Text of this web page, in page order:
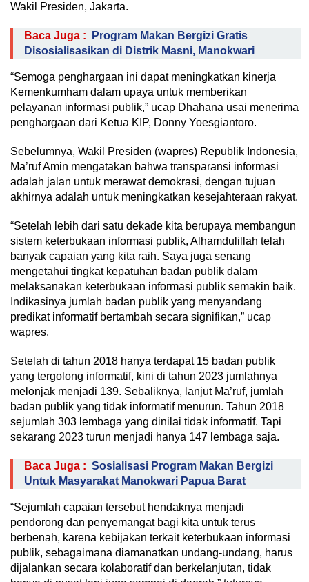
Wakil Presiden, Jakarta.
Baca Juga :
Program Makan Bergizi Gratis
Disosialisasikan di Distrik Masni, Manokwari
“Semoga penghargaan ini dapat meningkatkan kinerja
Kemenkumham dalam upaya untuk memberikan
pelayanan informasi publik,” ucap Dhahana usai menerima
penghargaan dari Ketua KIP, Donny Yoesgiantoro.
Sebelumnya, Wakil Presiden (wapres) Republik Indonesia,
Ma’ruf Amin mengatakan bahwa transparansi informasi
adalah jalan untuk merawat demokrasi, dengan tujuan
akhirnya adalah untuk meningkatkan kesejahteraan rakyat.
“Setelah lebih dari satu dekade kita berupaya membangun
sistem keterbukaan informasi publik, Alhamdulillah telah
banyak capaian yang kita raih. Saya juga senang
mengetahui tingkat kepatuhan badan publik dalam
melaksanakan keterbukaan informasi publik semakin baik.
Indikasinya jumlah badan publik yang menyandang
predikat informatif bertambah secara signifikan,” ucap
wapres.
Setelah di tahun 2018 hanya terdapat 15 badan publik
yang tergolong informatif, kini di tahun 2023 jumlahnya
melonjak menjadi 139. Sebaliknya, lanjut Ma’ruf, jumlah
badan publik yang tidak informatif menurun. Tahun 2018
sejumlah 303 lembaga yang dinilai tidak informatif. Tapi
sekarang 2023 turun menjadi hanya 147 lembaga saja.
Baca Juga : Sosialisasi Program Makan Bergizi
Untuk Masyarakat Manokwari Papua Barat
“Sejumlah capaian tersebut hendaknya menjadi
pendorong dan penyemangat bagi kita untuk terus
berbenah, karena kebijakan terkait keterbukaan informasi
publik, sebagaimana diamanatkan undang-undang, harus
dijalankan secara kolaboratif dan berkelanjutan, tidak